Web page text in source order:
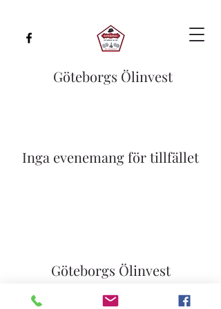
Göteborgs Ölinvest
Inga evenemang för tillfället
Göteborgs Ölinvest
info@gbgolinvest.se